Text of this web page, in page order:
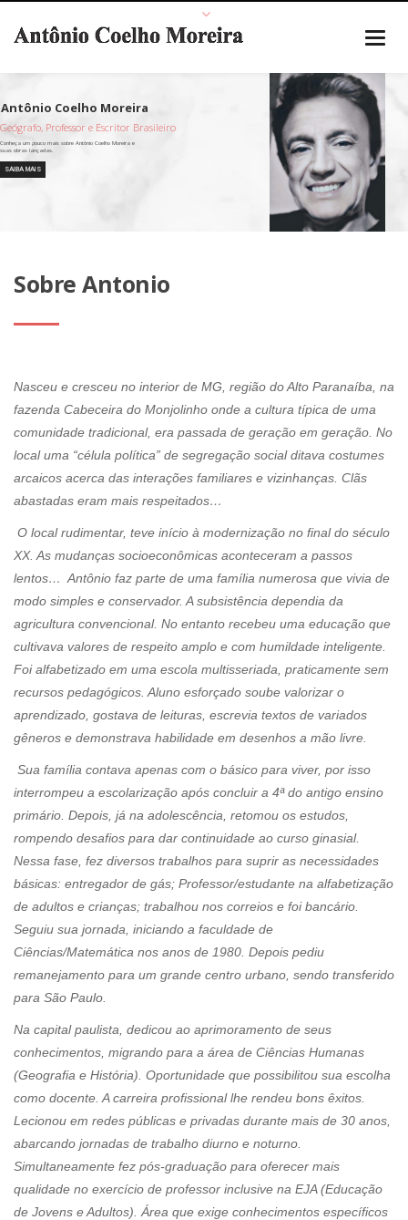
Geógrafo, Professor e Escritor Brasileiro
SAIBA MAIS
Sobre Antonio
Nasceu e cresceu no interior de MG, região do Alto Paranaíba, na
fazenda Cabeceira do Monjolinho onde a cultura típica de uma
comunidade tradicional, era passada de geração em geração. No
local uma “célula política” de segregação social ditava costumes
arcaicos acerca das interações familiares e vizinhanças. Clãs
abastadas eram mais respeitados…
O local rudimentar, teve início à modernização no final do século
XX. As mudanças socioeconômicas aconteceram a passos
lentos… Antônio faz parte de uma família numerosa que vivia de
modo simples e conservador. A subsistência dependia da
agricultura convencional. No entanto recebeu uma educação que
cultivava valores de respeito amplo e com humildade inteligente.
Foi alfabetizado em uma escola multisseriada, praticamente sem
recursos pedagógicos. Aluno esforçado soube valorizar o
aprendizado, gostava de leituras, escrevia textos de variados
gêneros e demonstrava habilidade em desenhos a mão livre.
Sua família contava apenas com o básico para viver, por isso
interrompeu a escolarização após concluir a 4ª do antigo ensino
primário. Depois, já na adolescência, retomou os estudos,
rompendo desafios para dar continuidade ao curso ginasial.
Nessa fase, fez diversos trabalhos para suprir as necessidades
básicas: entregador de gás; Professor/estudante na alfabetização
de adultos e crianças; trabalhou nos correios e foi bancário.
Seguiu sua jornada, iniciando a faculdade de
Ciências/Matemática nos anos de 1980. Depois pediu
remanejamento para um grande centro urbano, sendo transferido
para São Paulo.
Na capital paulista, dedicou ao aprimoramento de seus
conhecimentos, migrando para a área de Ciências Humanas
(Geografia e História). Oportunidade que possibilitou sua escolha
como docente. A carreira profissional lhe rendeu bons êxitos.
Lecionou em redes públicas e privadas durante mais de 30 anos,
abarcando jornadas de trabalho diurno e noturno.
Simultaneamente fez pós-graduação para oferecer mais
qualidade no exercício de professor inclusive na EJA (Educação
de Jovens e Adultos). Área que exige conhecimentos específicos